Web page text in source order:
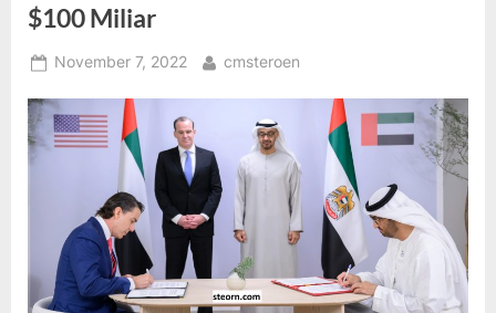
$100 Miliar
Posted
November 7, 2022 By
cmsteroen